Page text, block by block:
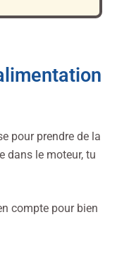
pour prendre de la
dans le moteur, tu
compte pour bien